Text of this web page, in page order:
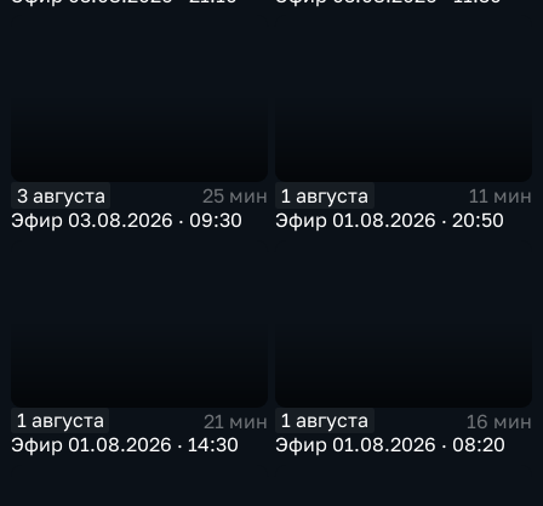
3 августа
25 мин
Эфир 03.08.2026 · 09:30
1 августа
11 мин
Эфир 01.08.2026 · 20:50
1 августа
21 мин
Эфир 01.08.2026 · 14:30
1 августа
16 мин
Эфир 01.08.2026 · 08:20